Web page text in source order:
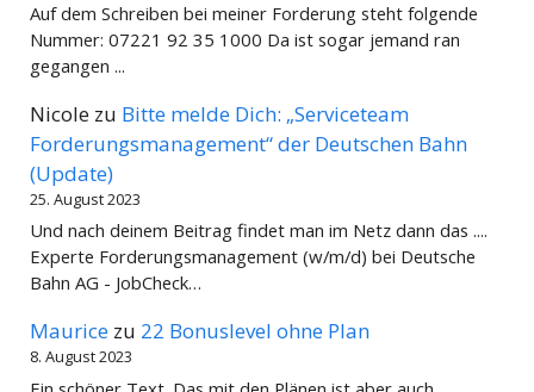
Auf dem Schreiben bei meiner Forderung steht folgende
Nummer: 07221 92 35 1000 Da ist sogar jemand ran
gegangen ...
Nicole zu Bitte melde Dich: „Serviceteam
Forderungsmanagement“ der Deutschen Bahn
(Update)
25. August 2023
Und nach deinem Beitrag findet man im Netz dann das ....
Experte Forderungsmanagement (w/m/d) bei Deutsche
Bahn AG - JobCheck…
Maurice zu 22 Bonuslevel ohne Plan
8. August 2023